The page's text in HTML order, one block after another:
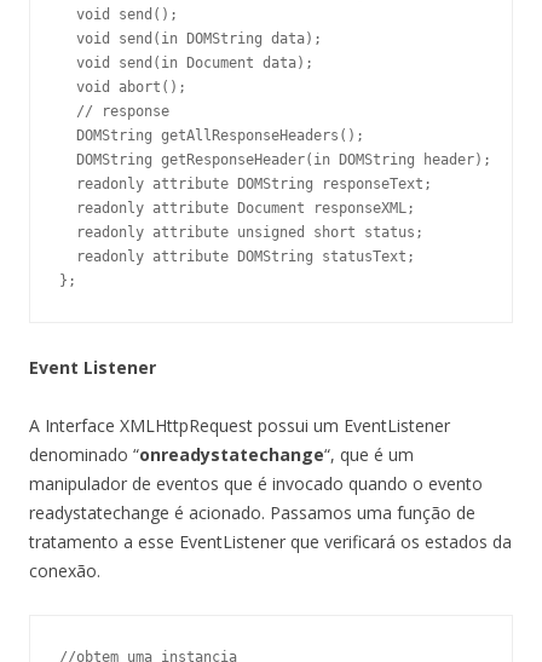
  void send();
  void send(in DOMString data);
  void send(in Document data);
  void abort();
  // response
  DOMString getAllResponseHeaders();
  DOMString getResponseHeader(in DOMString header);
  readonly attribute DOMString responseText;
  readonly attribute Document responseXML;
  readonly attribute unsigned short status;
  readonly attribute DOMString statusText;
};
Event Listener
A Interface XMLHttpRequest possui um EventListener
denominado “onreadystatechange“, que é um
manipulador de eventos que é invocado quando o evento
readystatechange é acionado. Passamos uma função de
tratamento a esse EventListener que verificará os estados da
conexão.
//obtem uma instancia